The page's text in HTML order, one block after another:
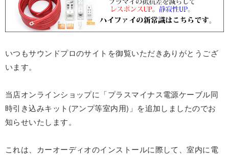
いつもサウンドプロのサイトを御覧いただきありがとうござ
います。
当店オンラインショップに「プラスマイナス電源ケーブル同
時引き込みキット(アンプ等室内用)」を追加しましたのでお
知らせいたします。
これは、カーオーディオのインストールに際して、室内に電